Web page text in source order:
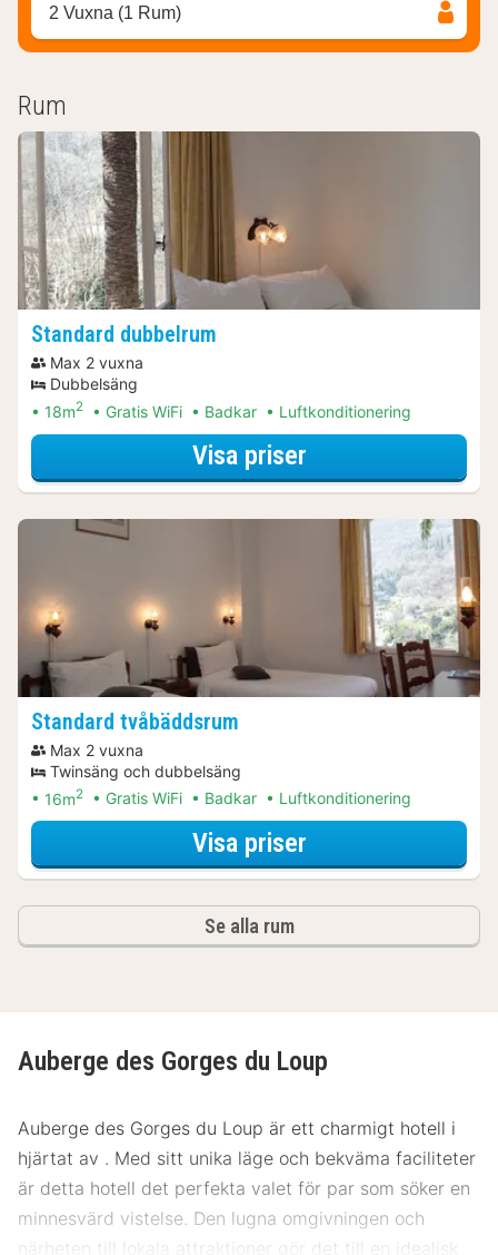
2 Vuxna (1 Rum)
Rum
Standard dubbelrum
Max 2 vuxna
Dubbelsäng
18m2 Gratis WiFi Badkar Luftkonditionering
Visa priserför Standard
Standard tvåbäddsrum
Max 2 vuxna
Twinsäng och dubbelsäng
16m2 Gratis WiFi Badkar Luftkonditionering
Visa priserför Standard
Se alla rum
Auberge des Gorges du Loup
Auberge des Gorges du Loup är ett charmigt hotell i
hjärtat av . Med sitt unika läge och bekväma faciliteter
är detta hotell det perfekta valet för par som söker en
minnesvärd vistelse. Den lugna omgivningen och
närheten till lokala attraktioner gör det till en idealisk